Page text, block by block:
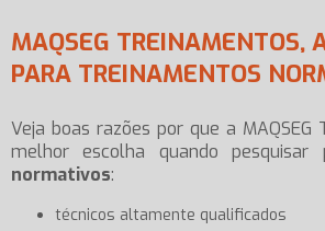
MAQSEG TREINAMENTOS,
PARA TREINAMENTOS
Veja boas razões por que a MAQSEG
melhor escolha quando pesquisar
normativos:
técnicos altamente qualificados